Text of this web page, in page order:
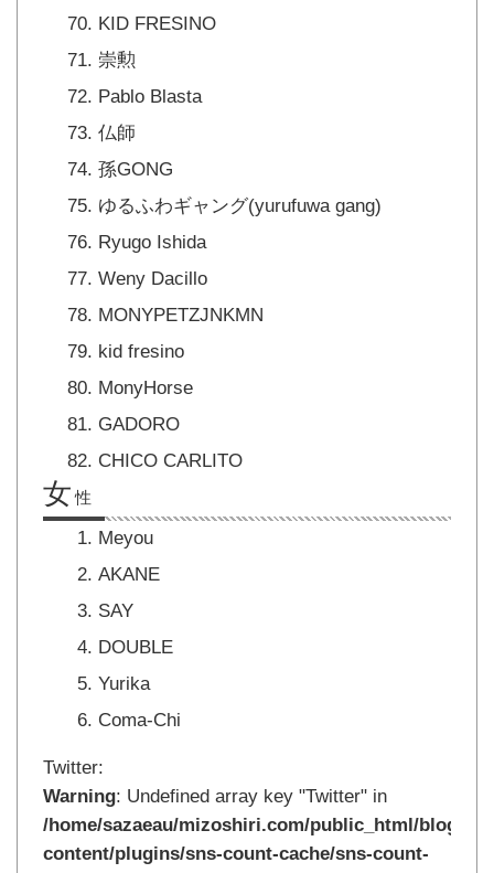
KID FRESINO
崇勲
Pablo Blasta
仏師
孫GONG
ゆるふわギャング(yurufuwa gang)
Ryugo Ishida
Weny Dacillo
MONYPETZJNKMN
kid fresino
MonyHorse
GADORO
CHICO CARLITO
女 性
Meyou
AKANE
SAY
DOUBLE
Yurika
Coma-Chi
Twitter:
Warning: Undefined array key "Twitter" in
/home/sazaeau/mizoshiri.com/public_html/
content/plugins/sns-count-cache/sns-count-